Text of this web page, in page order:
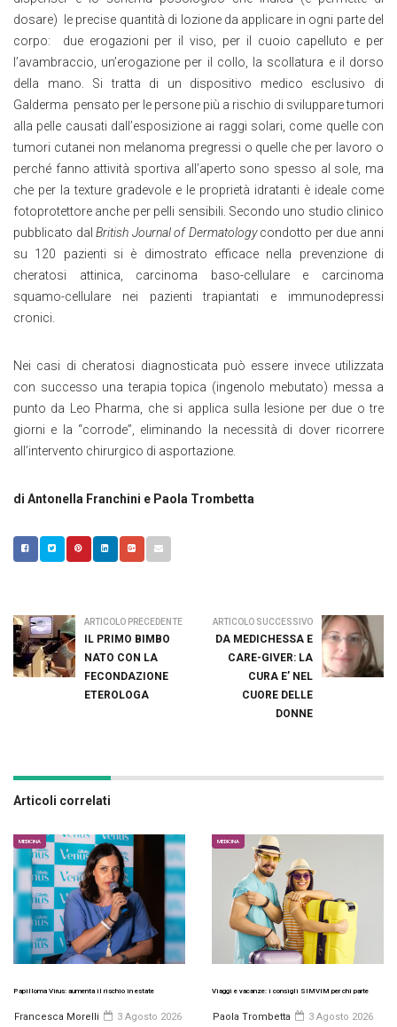
dosare) le precise quantità di lozione da applicare in ogni parte del
corpo: due erogazioni per il viso, per il cuoio capelluto e per
l’avambraccio, un’erogazione per il collo, la scollatura e il dorso
della mano. Si tratta di un dispositivo medico esclusivo di
Galderma pensato per le persone più a rischio di sviluppare tumori
alla pelle causati dall’esposizione ai raggi solari, come quelle con
tumori cutanei non melanoma pregressi o quelle che per lavoro o
perché fanno attività sportiva all’aperto sono spesso al sole, ma
che per la texture gradevole e le proprietà idratanti è ideale come
fotoprotettore anche per pelli sensibili. Secondo uno studio clinico
pubblicato dalBritish Journal of Dermatologycondotto per due anni
su 120 pazienti si è dimostrato efficace nella prevenzione di
cheratosi attinica, carcinoma baso-cellulare e carcinoma
squamo-cellulare nei pazienti trapiantati e immunodepressi
cronici.
Nei casi di cheratosi diagnosticata può essere invece utilizzata
con successo una terapia topica (ingenolo mebutato) messa a
punto da Leo Pharma, che si applica sulla lesione per due o tre
giorni e la “corrode”, eliminando la necessità di dover ricorrere
all’intervento chirurgico di asportazione.
di Antonella Franchini e Paola Trombetta
ARTICOLO PRECEDENTE
IL PRIMO BIMBO
NATO CON LA
FECONDAZIONE
ETEROLOGA
ARTICOLO SUCCESSIVO
DA MEDICHESSA E
CARE-GIVER: LA
CURA E’ NEL
CUORE DELLE
DONNE
Articoli correlati
MEDICINA
Papilloma Virus: aumenta il rischio in estate
Francesca Morelli 3 Agosto 2026
MEDICINA
Viaggi e vacanze: i consigli SIMVIM per chi parte
Paola Trombetta 3 Agosto 2026